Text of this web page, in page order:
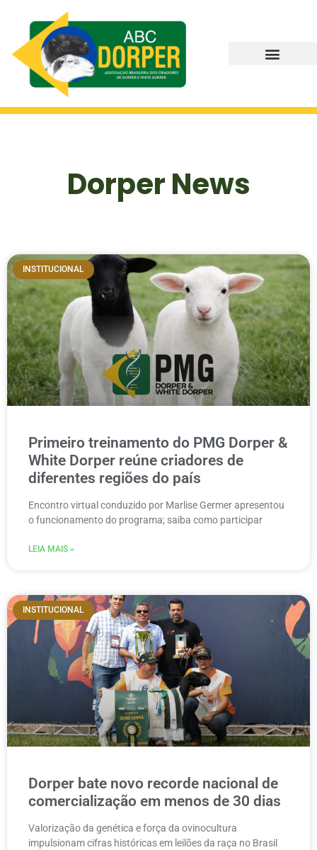
Dorper News
INSTITUCIONAL
Primeiro treinamento do PMG Dorper &
White Dorper reúne criadores de
diferentes regiões do país
Encontro virtual conduzido por Marlise Germer apresentou
o funcionamento do programa; saiba como participar
LEIA MAIS »
INSTITUCIONAL
Dorper bate novo recorde nacional de
comercialização em menos de 30 dias
Valorização da genética e força da ovinocultura
impulsionam cifras históricas em leilões da raça no Brasil